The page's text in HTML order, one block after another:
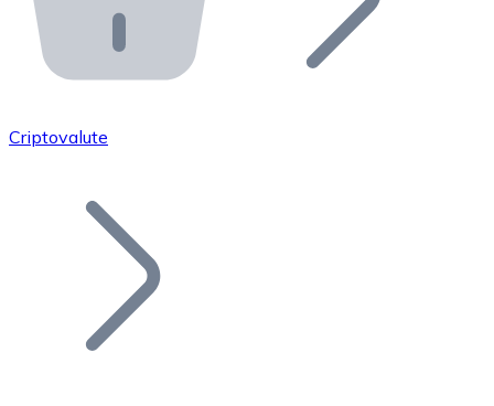
API Bitnovo
Integra la nostra API nel tuo ecosistema.
Unisciti alla nostra rete di rivenditori e
Aggiungi il token del tuo progetto al nostro servizio di
Criptovalute